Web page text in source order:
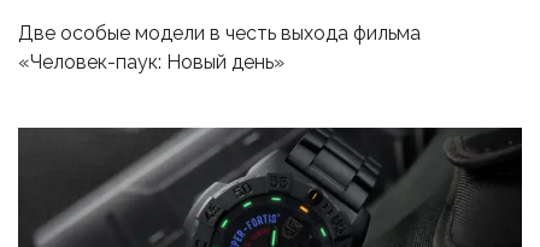
Две особые модели в честь выхода фильма
«Человек-паук: Новый день»